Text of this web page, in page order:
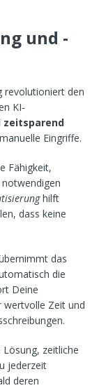
und -
revolutioniert den
KI-
zeitsparend
Eingriffe.
Fähigkeit,
hilft
dass keine
das
die
Deine
wertvolle Zeit und
zeitliche
jederzeit
deren